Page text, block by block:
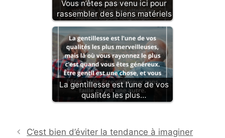
Vous n’êtes pas venu ici pour
rassembler des biens matériels
La gentillesse est l’une de vos
qualités les plus…
C’est bien d’éviter la tendance à imaginer